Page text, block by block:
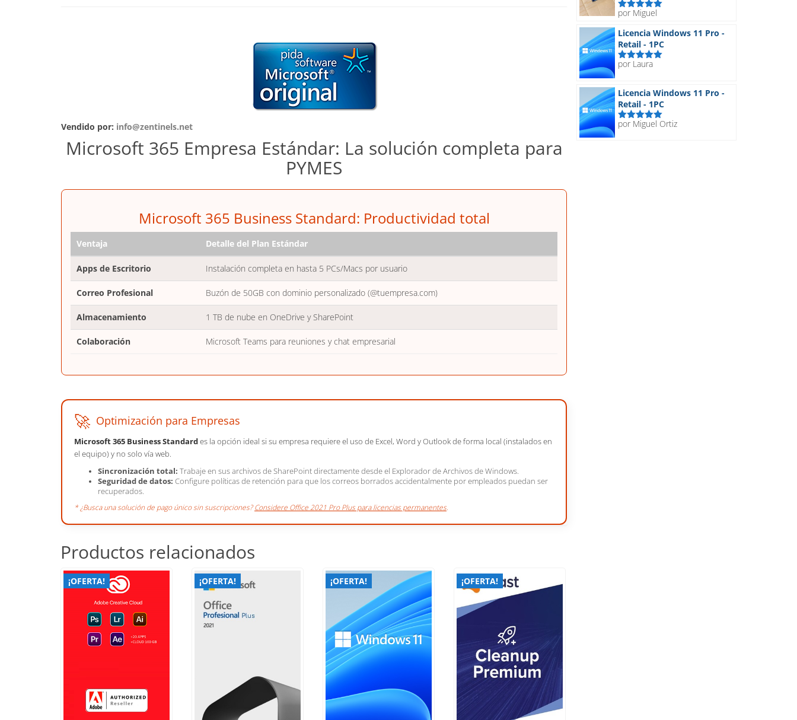
Vendido por: info@zentinels.net
Microsoft 365 Empresa Estándar: La solución completa para
PYMES
Microsoft 365 Business Standard: Productividad total
Ventaja Detalle del Plan Estándar
Apps de Escritorio Instalación completa en hasta 5 PCs/Macs por usuario
Correo Profesional Buzón de 50GB con dominio personalizado (@tuempresa.com)
Almacenamiento 1 TB de nube en OneDrive y SharePoint
Colaboración Microsoft Teams para reuniones y chat empresarial
🚀 Optimización para Empresas
Microsoft 365 Business Standardes la opción ideal si su empresa requiere el uso de Excel, Word y Outlook de forma local (instalados en
el equipo) y no solo vía web.
Sincronización total: Trabaje en sus archivos de SharePoint directamente desde el Explorador de Archivos de Windows.
Seguridad de datos: Configure políticas de retención para que los correos borrados accidentalmente por empleados puedan ser
recuperados.
* ¿Busca una solución de pago único sin suscripciones?Considere Office 2021 Pro Plus para licencias permanentes
Productos relacionados
¡OFERTA! ¡OFERTA! ¡OFERTA! ¡OFERTA!
Valorado
por Miguel
Licencia Windows 11 Pro -
Retail - 1PC
Valorado
por Laura
Licencia Windows 11 Pro -
Retail - 1PC
Valorado
por Miguel Ortiz